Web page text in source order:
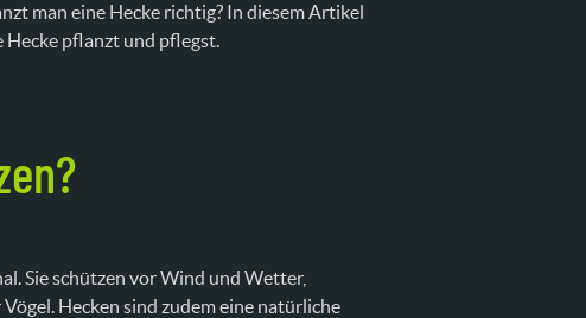
man eine Hecke richtig? In diesem Artikel
Hecke pflanzt und pflegst.
Sie schützen vor Wind und Wetter,
Hecken sind zudem eine natürliche